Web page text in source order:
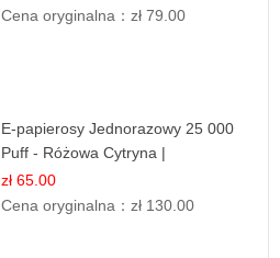
Cena oryginalna：zł 79.00
E-papierosy Jednorazowy 25 000
Puff - Różowa Cytryna |
Orzeźwiający Owoc
zł 65.00
Cena oryginalna：zł 130.00